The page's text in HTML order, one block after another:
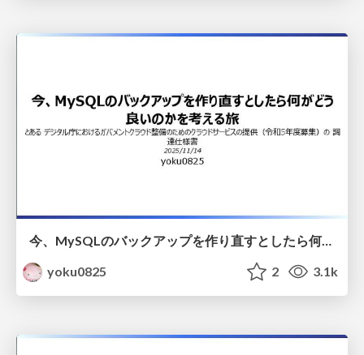
今、MySQLのバックアップを作り直すとしたら何がどう良いのかを考える旅
yoku0825
2 3.1k